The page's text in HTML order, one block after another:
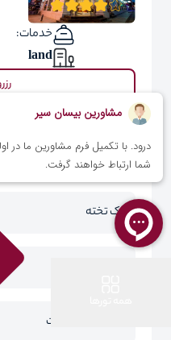
خدمات:
land
دو تخته
یک تخته
کودک بدون تخت